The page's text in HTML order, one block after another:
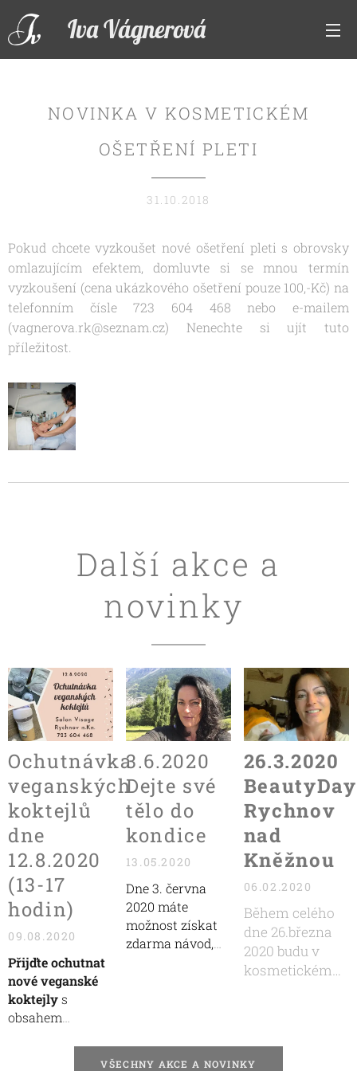
Iva Vágnerová
NOVINKA V KOSMETICKÉM
OŠETŘENÍ PLETI
31.10.2018
Pokud chcete vyzkoušet nové ošetření pleti s obrovsky
omlazujícím efektem, domluvte si se mnou termín
vyzkoušení (cena ukázkového ošetření pouze 100,-Kč) na
telefonním čísle 723 604 468 nebo e-mailem
(vagnerova.rk@seznam.cz) Nenechte si ujít tuto
příležitost.
Další akce a
novinky
Ochutnávka
veganských
koktejlů
dne
12.8.2020
(13-17
hodin)
09.08.2020
Přijďte ochutnat
nové veganské
koktejlys
obsahem
3.6.2020
Dejte své
tělo do
kondice
13.05.2020
Dne 3. června
2020 máte
možnost získat
zdarma návod,
26.3.2020
Rychnov
nad
Kněžnou
06.02.2020
Během celého
dne 26.března
2020 budu v
kosmetickém
pro Vás, zdarma
si vyzkoušíte
VŠECHNY AKCE A NOVINKY